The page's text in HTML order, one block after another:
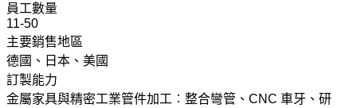
員工數量
11-50
主要銷售地區
德國、日本、美國
訂製能力
金屬家具與精密工業管件加工︰整合彎管、CNC 車牙、研